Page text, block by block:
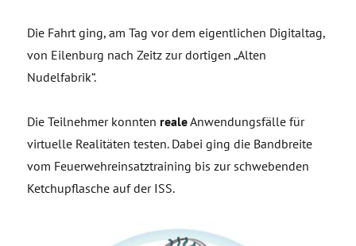
Die Fahrt ging, am Tag vor dem eigentlichen Digitaltag,
von Eilenburg nach Zeitz zur dortigen „Alten
Nudelfabrik“.
Die Teilnehmer konnten realeAnwendungsfälle für
virtuelle Realitäten testen. Dabei ging die Bandbreite
vom Feuerwehreinsatztraining bis zur schwebenden
Ketchupflasche auf der ISS.